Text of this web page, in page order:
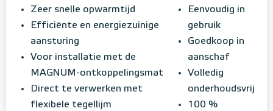
Zeer snelle opwarmtijd
Efficiënte en energiezuinige
aansturing
Voor installatie met de
MAGNUM-ontkoppelingsmat
Direct te verwerken met
flexibele tegellijm
Eenvoudig in
gebruik
Goedkoop in
aanschaf
Volledig
onderhoudsvrij
100 %